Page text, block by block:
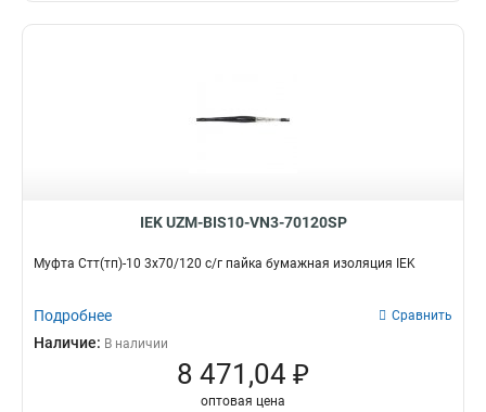
IEK UZM-BIS10-VN3-70120SP
Муфта Стт(тп)-10 3х70/120 с/г пайка бумажная изоляция IEK
Подробнее Сравнить
Наличие: В наличии
8 471,04 ₽
оптовая цена